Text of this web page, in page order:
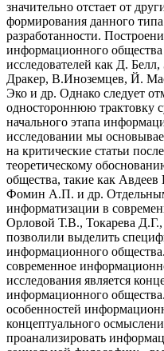
значительно отстает от
формирования данного
разработанности.
информационного
исследователей как Д.
Дракер, В.Иноземцев, Й.
Эко и др. Однако следует
одностороннюю трактовку
начального этапа
исследовании мы
на критические статьи
теоретическому
общества, такие как
Фомин А.П. и др.
информатизации в
Орловой Т.В., Токарева
позволили выделить
информационного
современное
исследования является
информационного
особенностей
концептуального
проанализировать